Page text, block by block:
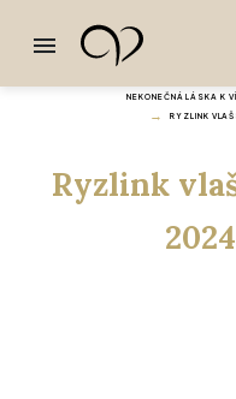
NEKONEČNÁ LÁSKA K
RYZLINK
Ryzlink